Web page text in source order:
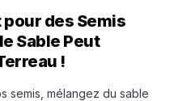
des Semis
Sable Peut
!
semis, mélangez du sable